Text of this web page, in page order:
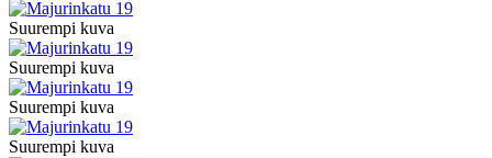
Suurempi kuva
Suurempi kuva
Suurempi kuva
Suurempi kuva